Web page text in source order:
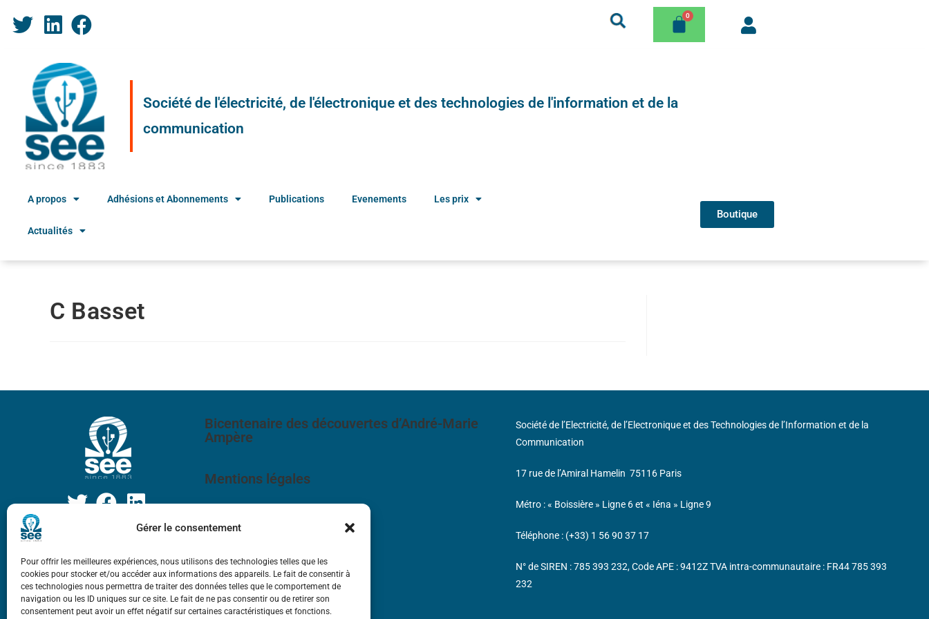
Gérer le consentement
Pour offrir les meilleures expériences, nous utilisons des technologies telles que les
cookies pour stocker et/ou accéder aux informations des appareils. Le fait de consentir à
ces technologies nous permettra de traiter des données telles que le comportement de
navigation ou les ID uniques sur ce site. Le fait de ne pas consentir ou de retirer son
consentement peut avoir un effet négatif sur certaines caractéristiques et fonctions.
Société de l'électricité, de l'électronique et des technologies de l'information et de la
communication
A propos Adhésions et Abonnements Publications Evenements Les prix
Actualités
Boutique
C Basset
Bicentenaire des découvertes d’André-Marie
Ampère
Mentions légales
Société de l’Electricité, de l’Electronique et des Technologies de l’Information et de la
Communication
17 rue de l’Amiral Hamelin 75116 Paris
Métro : « Boissière » Ligne 6 et « Iéna » Ligne 9
Téléphone : (+33) 1 56 90 37 17
N° de SIREN : 785 393 232, Code APE : 9412Z TVA intra-communautaire : FR44 785 393
232